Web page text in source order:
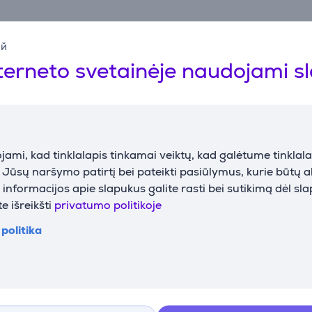
svetainėje naudojami
kad tinklalapis tinkamai veiktų, kad galėtume
naršymo patirtį bei pateikti pasiūlymus, kurie būtų
apie slapukus galite rasti bei sutikimą dėl
išreikšti privatumo politikoje
politika
Suderinamos prekės
Full
Kaina su nuolaida Kaina: